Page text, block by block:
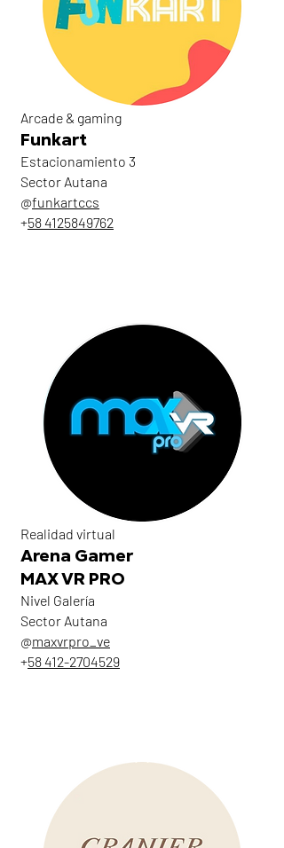
Arcade & gaming
Funkart
Estacionamiento 3
Sector Autana
@funkartccs
+58 4125849762
Realidad virtual
Arena Gamer
MAX VR PRO
Nivel Galería
Sector Autana
@maxvrpro_ve
+58 412-2704529